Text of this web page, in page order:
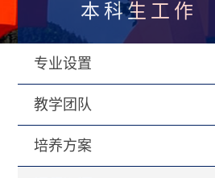
本科生工作
专业设置
教学团队
培养方案